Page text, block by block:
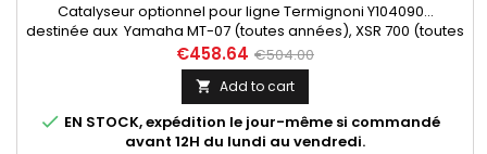
Catalyseur optionnel pour ligne Termignoni Y104090...
destinée aux Yamaha MT-07 (toutes années), XSR 700 (toutes
années). Fourni avec notice d'installation et certificat
d'homologation Euro 4.
€458.64 €504.00
 Add to cart
 EN STOCK, expédition le jour-même si commandé
avant 12H du lundi au vendredi.